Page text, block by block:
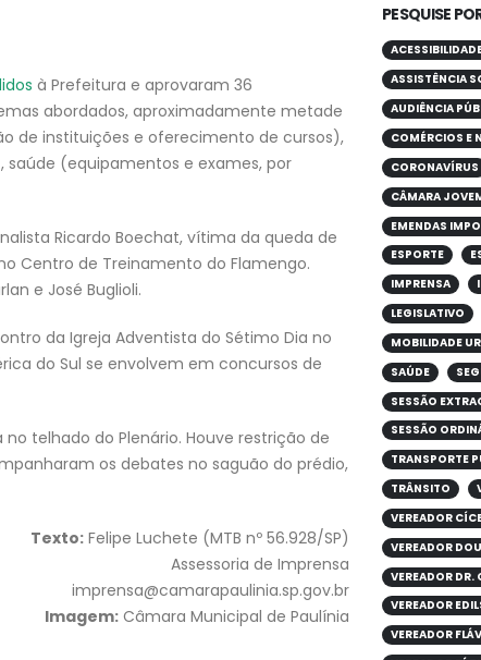
à Prefeitura e aprovaram 36
abordados, aproximadamente metade
de instituições e oferecimento de cursos),
saúde (equipamentos e exames, por
Ricardo Boechat, vítima da queda de
Centro de Treinamento do Flamengo.
e José Buglioli.
da Igreja Adventista do Sétimo Dia no
do Sul se envolvem em concursos de
telhado do Plenário. Houve restrição de
os debates no saguão do prédio,
Texto: Felipe Luchete (MTB nº 56.928/SP)
Assessoria de Imprensa
imprensa@camarapaulinia.sp.gov.br
Imagem: Câmara Municipal de Paulínia
PESQUISE
ASSISTÊNCIA
AUDIÊNCIA
COMÉRCIOS E
CORONAVÍRUS
CÂMARA
EMENDAS
ESPORTE
IMPRENSA
LEGISLATIVO
MOBILIDADE
SAÚDE
SESSÃO
SESSÃO
TRANSPORTE
TRÂNSITO
VEREADOR
VEREADOR
VEREADOR DR.
VEREADOR
VEREADOR